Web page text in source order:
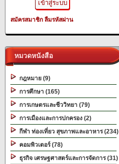
สมัครสมาชิก ลืมรหัสผ่าน
หมวดหนังสือ
กฎหมาย (9)
การศึกษา (165)
การเกษตรและชีววิทยา (79)
การเมืองและการปกครอง (2)
กีฬา ท่องเที่ยว สุขภาพและอาหาร (234)
คอมพิวเตอร์ (78)
ธุรกิจ เศรษฐศาสตร์และการจัดการ (31)